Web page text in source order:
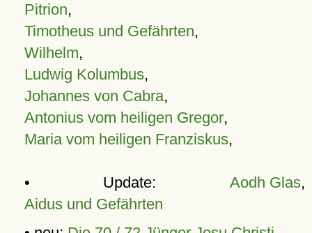
Pitrion,
Timotheus und Gefährten,
Wilhelm,
Ludwig Kolumbus,
Johannes von Cabra,
Antonius vom heiligen Gregor,
Maria vom heiligen Franziskus,
• Update: Aodh Glas,
Aidus und Gefährten